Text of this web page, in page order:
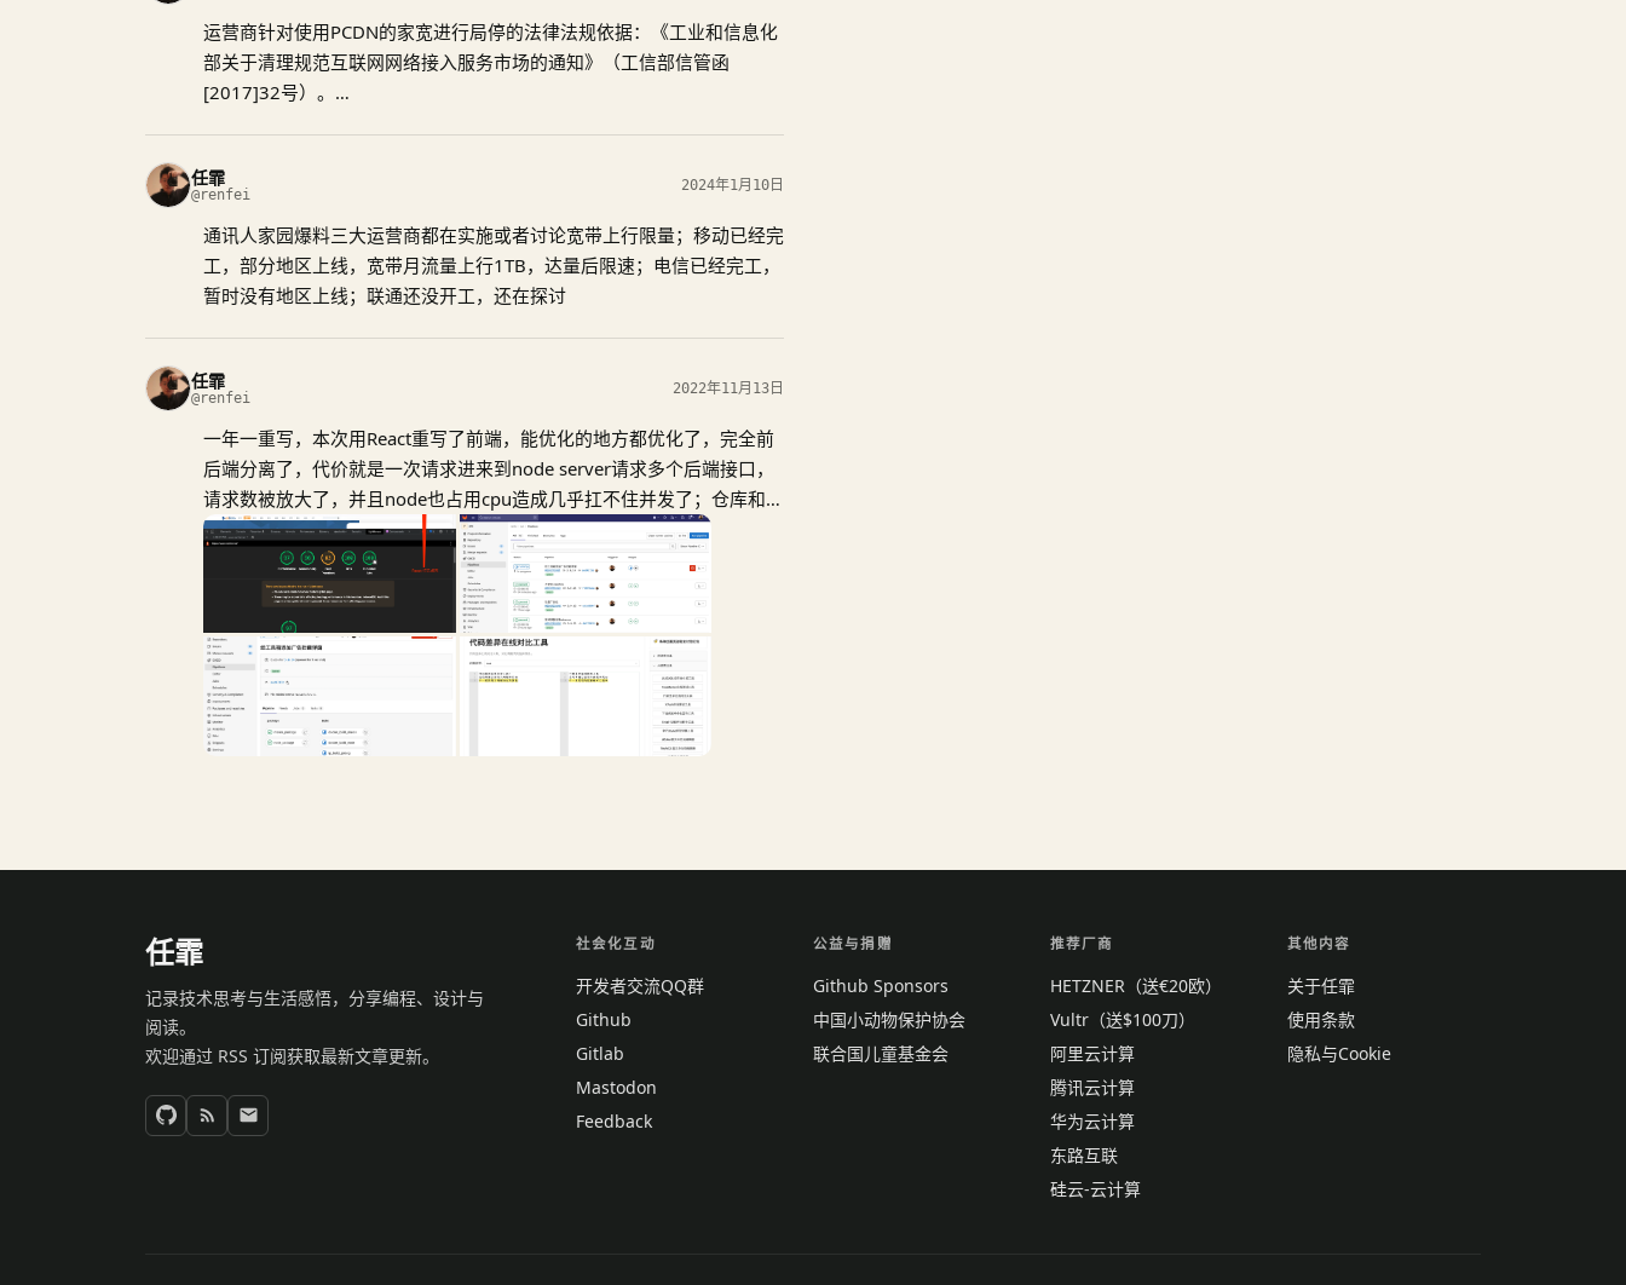
运营商针对使用PCDN的家宽进行局停的法律法规依据：《工业和信息化
部关于清理规范互联网网络接入服务市场的通知》（工信部信管函
[2017]32号）。
得经营IDC、ISP、CDN等业务”红线，同时也违反了”家庭宽带不允许商业
只能由相关企业与运营商直接达成商业协议采购商业带宽，利用用户家宽
资源实施PCDN上传的行为明确不受法律保护。
任霏
@renfei
2024年1月10日
通讯人家园爆料三大运营商都在实施或者讨论宽带上行限量；移动已经完
工，部分地区上线，宽带月流量上行1TB，达量后限速；电信已经完工，
暂时没有地区上线；联通还没开工，还在探讨
任霏
@renfei
2022年11月13日
一年一重写，本次用React重写了前端，能优化的地方都优化了，完全前
后端分离了，代价就是一次请求进来到node server请求多个后端接口，
请求数被放大了，并且node也占用cpu造成几乎扛不住并发了；仓库和制
品管理全部迁移到gitlab；工具箱新增多个工具；部分工具箱的工具使用
golang重写。
任霏
记录技术思考与生活感悟，分享编程、设计与
阅读。
欢迎通过 RSS 订阅获取最新文章更新。
社会化互动
开发者交流QQ群
Github
Gitlab
Mastodon
Feedback
公益与捐赠
Github Sponsors
中国小动物保护协会
联合国儿童基金会
推荐厂商
HETZNER（送€20欧）
Vultr（送$100刀）
阿里云计算
腾讯云计算
华为云计算
东路互联
硅云-云计算
其他内容
关于任霏
使用条款
隐私与Cookie